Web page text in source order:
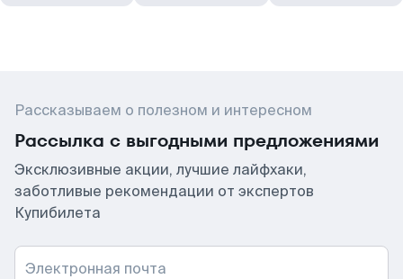
Рассказываем о полезном и интересном
Рассылка с выгодными предложениями
Эксклюзивные акции, лучшие лайфхаки,
заботливые рекомендации от экспертов
Купибилета
Электронная почта